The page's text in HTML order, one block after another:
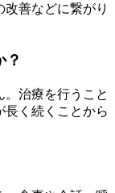
善などに繋がり
？
治療を行うこと
長く続くことから